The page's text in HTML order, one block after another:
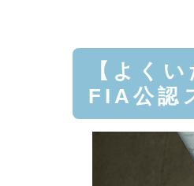
【
FIA公認